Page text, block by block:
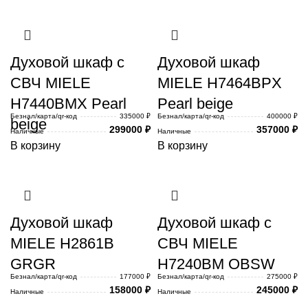
Духовой шкаф с
СВЧ MIELE
H7440BMX Pearl
beige
Безнал/карта/qr-код
335000 ₽
Наличные
299000 ₽
В корзину
Духовой шкаф
MIELE H7464BPX
Pearl beige
Безнал/карта/qr-код
400000 ₽
Наличные
357000 ₽
В корзину
Духовой шкаф
MIELE H2861B
GRGR
Безнал/карта/qr-код
177000 ₽
Наличные
158000 ₽
Духовой шкаф с
СВЧ MIELE
H7240BM OBSW
Безнал/карта/qr-код
275000 ₽
Наличные
245000 ₽